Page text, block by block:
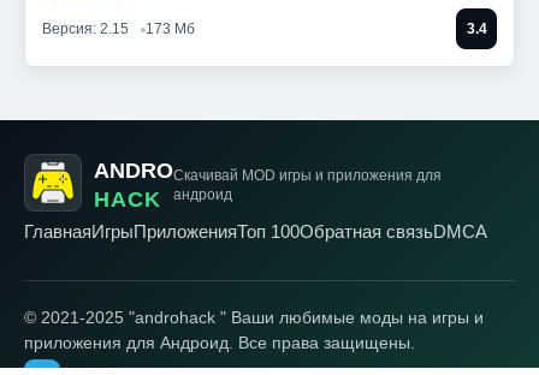
Версия: 2.15 173 Мб 3.4
ANDRO
HACK
Скачивай MOD игры и приложения для
андроид
ГлавнаяИгрыПриложенияТоп 100Обратная связьDMCA
© 2021-2025 "androhack " Ваши любимые моды на игры и
приложения для Андроид. Все права защищены.